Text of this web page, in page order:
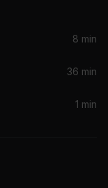
Garcia "La Voz"
8 min
36 min
1 min